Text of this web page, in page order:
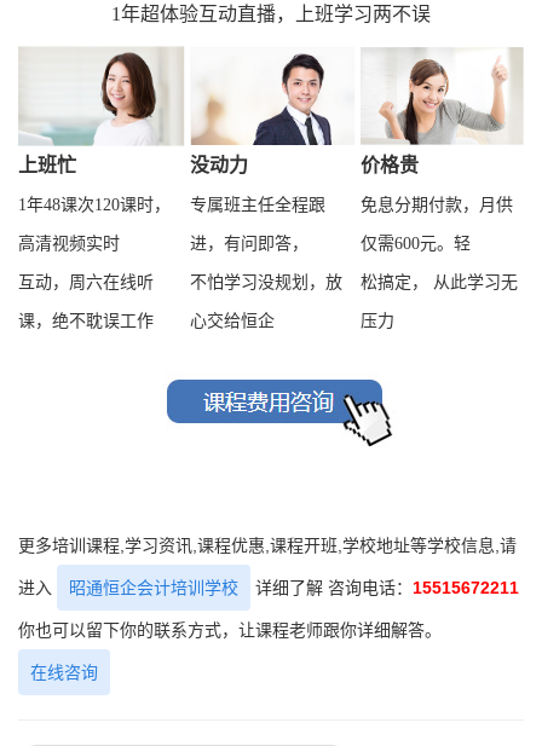
1年超体验互动直播，上班学习两不误
上班忙 没动力 价格贵
1年48课次120课时，
高清视频实时
互动，周六在线听
课，绝不耽误工作
专属班主任全程跟
进，有问即答，
不怕学习没规划，放
心交给恒企
免息分期付款，月供
仅需600元。轻
松搞定， 从此学习无
压力
更多培训课程,学习资讯,课程优惠,课程开班,学校地址等学校信息,请
进入 昭通恒企会计培训学校 详细了解 咨询电话： 15515672211
你也可以留下你的联系方式，让课程老师跟你详细解答。
在线咨询